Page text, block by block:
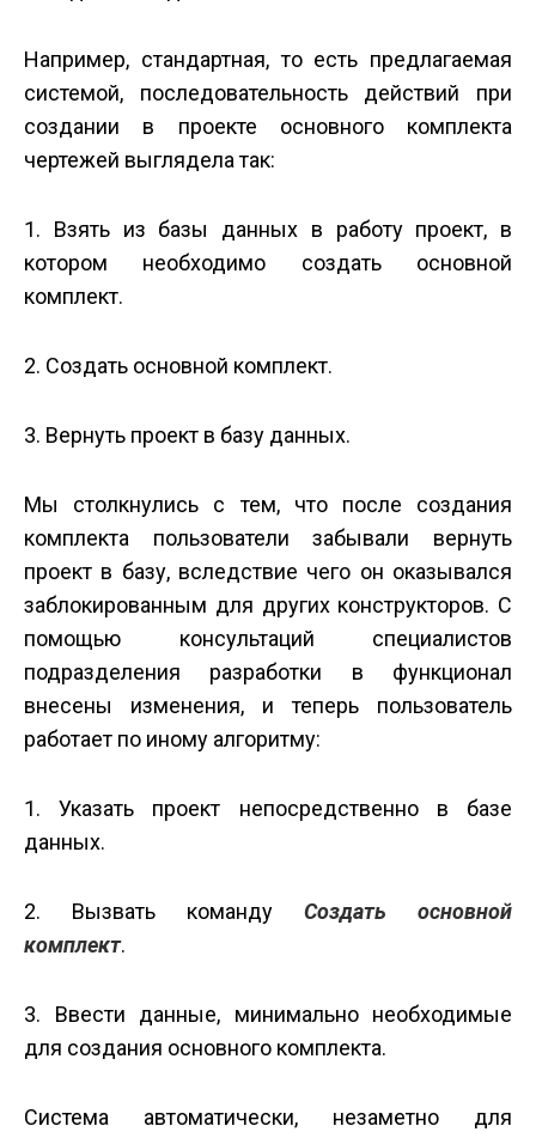
Например, стандартная, то есть предлагаемая
системой, последовательность действий при
создании в проекте основного комплекта
чертежей выглядела так:
1. Взять из базы данных в работу проект, в
котором необходимо создать основной
комплект.
2. Создать основной комплект.
3. Вернуть проект в базу данных.
Мы столкнулись с тем, что после создания
комплекта пользователи забывали вернуть
проект в базу, вследствие чего он оказывался
заблокированным для других конструкторов. С
помощью консультаций специалистов
подразделения разработки в функционал
внесены изменения, и теперь пользователь
работает по иному алгоритму:
1. Указать проект непосредственно в базе
данных.
2. Вызвать команду Создать основной
комплект.
3. Ввести данные, минимально необходимые
для создания основного комплекта.
Система автоматически, незаметно для